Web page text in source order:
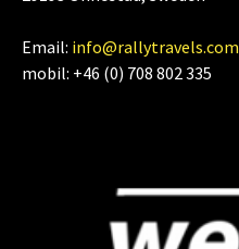
Email: info@rallytravels.com
mobil: +46 (0) 708 802 335